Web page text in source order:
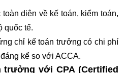
diện về kế toán, kiểm toán,
quốc tế.
chỉ kế toán trưởng có chi phí
kể so với ACCA.
với CPA (Certified